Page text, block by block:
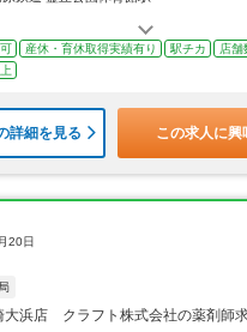
産休・育休取得実績有り 駅チカ 店舗
詳細を見る この求人に興
20日
大浜店 クラフト株式会社の薬剤師